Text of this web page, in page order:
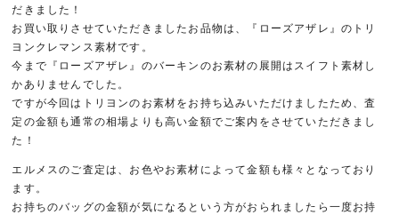
だきました！
お買い取りさせていただきましたお品物は、『ローズアザレ』のトリ
ヨンクレマンス素材です。
今まで『ローズアザレ』のバーキンのお素材の展開はスイフト素材し
かありませんでした。
ですが今回はトリヨンのお素材をお持ち込みいただけましたため、査
定の金額も通常の相場よりも高い金額でご案内をさせていただきまし
た！
エルメスのご査定は、お色やお素材によって金額も様々となっており
ます。
お持ちのバッグの金額が気になるという方がおられましたら一度お持